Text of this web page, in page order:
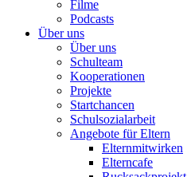
Filme
Podcasts
Über uns
Über uns
Schulteam
Kooperationen
Projekte
Startchancen
Schulsozialarbeit
Angebote für Eltern
Elternmitwirken
Elterncafe